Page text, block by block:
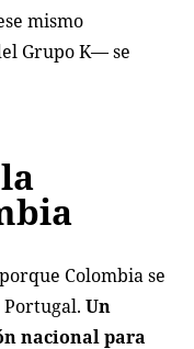
mismo
Grupo K— se
Colombia se
Portugal.Un
nacional para